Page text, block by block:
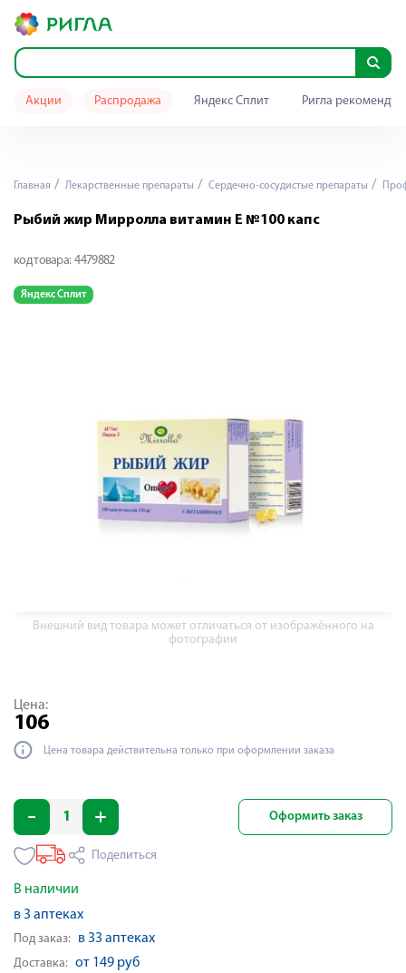
Акции Распродажа Яндекс Сплит Ригла
Главная Лекарственные препараты Сердечно-сосудистые препараты
Рыбий жир Мирролла витамин Е №100 капс
код товара: 4479882
Яндекс Сплит
Внешний вид товара может отличаться от изображённого на
фотографии
Цена:
106
Цена товара действительна только при оформлении заказа
Оформить заказ
Поделиться
В наличии
в 3 аптеках
Под заказ: в 33 аптеках
Доставка: от 149 руб